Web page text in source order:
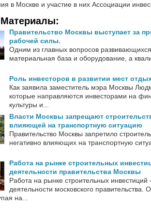
в Москве и участие в них Ассоциации
Правительство Москвы выступает за
рабочей силы.
Одним из главных вопросов
материальная база и оборудование, а
Роль инвесторов в развитии мест
Как заявила заместитель мэра Москвы
которые направляются инвесторами на
культуры и...
Власти Москвы запрещают
влияющей на транспортную ситуацию
Правительство Москвы запретило
негативно влияющих на транспортную
Работа на рынке строительных
деятельности правительства Москвы
Работа на рынке строительных инвестиций
деятельности московского правительства.
на...